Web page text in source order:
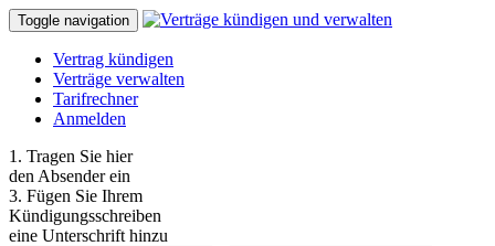
Toggle navigation
Vertrag kündigen
Verträge verwalten
Tarifrechner
Anmelden
1. Tragen Sie hier
den Absender ein
3. Fügen Sie Ihrem
Kündigungsschreiben
eine Unterschrift hinzu